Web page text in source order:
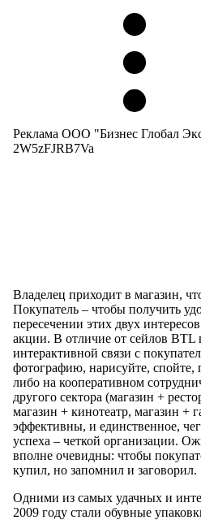
Реклама ООО "Бизнес Глобал
2W5zFJRB7Va
Владелец приходит в магазин,
Покупатель – чтобы получить
пересечении этих двух
акции. В отличие от сейлов BTL
интерактивной связи с
фотографию, нарисуйте,
либо на кооперативном
другого сектора (магазин +
магазин + кинотеатр, магазин +
эффективны, и единственное,
успеха – четкой организации.
вполне очевидны: чтобы
купил, но запомнил и заговорил.
Одними из самых удачных и
2009 году стали обувные